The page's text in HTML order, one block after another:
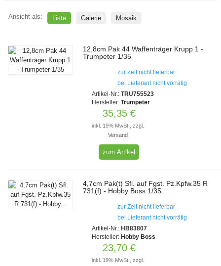
Ansicht als: Liste Galerie Mosaik
12,8cm Pak 44 Waffenträger Krupp 1 -
Trumpeter 1/35
zur Zeit nicht lieferbar
bei Lieferant nicht vorrätig
Artikel-Nr.: TRU755523
Hersteller: Trumpeter
35,35 €
inkl. 19% MwSt., zzgl.
Versand
zum Artikel
4,7cm Pak(t) Sfl. auf Fgst. Pz.Kpfw.35 R
731(f) - Hobby Boss 1/35
zur Zeit nicht lieferbar
bei Lieferant nicht vorrätig
Artikel-Nr.: HB83807
Hersteller: Hobby Boss
23,70 €
inkl. 19% MwSt., zzgl.